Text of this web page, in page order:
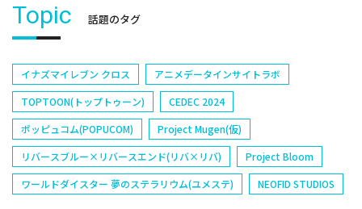
Topic 話題のタグ
イナズマイレブン クロス
アニメデータインサイトラボ
TOPTOON(トップトゥーン)
CEDEC 2024
ポッピュコム(POPUCOM)
Project Mugen(仮)
リバースブルー×リバースエンド(リバ×リバ)
Project Bloom
ワールドダイスター 夢のステラリウム(ユメステ)
NEOFID STUDIOS